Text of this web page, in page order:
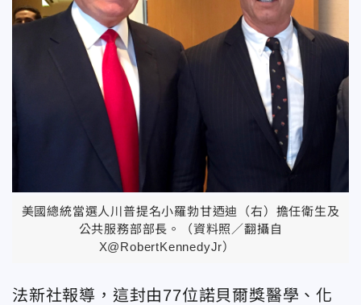
美國總統當選人川普提名小羅勃甘迺迪（右）擔任衛生及
公共服務部部長。（資料照／翻攝自
X@RobertKennedyJr）
法新社報導，這封由77位諾貝爾獎醫學、化